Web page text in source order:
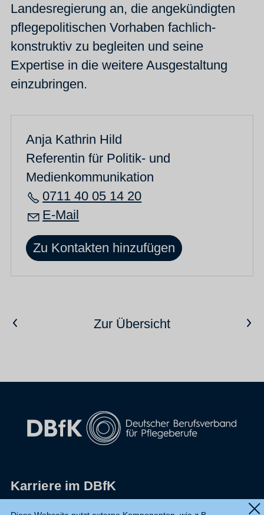
Landesregierung an, die angekündigten
pflegepolitischen Vorhaben fachlich-
konstruktiv zu begleiten und seine
Expertise in die weitere Ausgestaltung
einzubringen.
Anja Kathrin Hild
Referentin für Politik- und
Medienkommunikation
0711 40 05 14 20
E-Mail
Zu Kontakten hinzufügen
Vorheriger ArtikelZur ÜbersichtNächster Artikel
Karriere im DBfK